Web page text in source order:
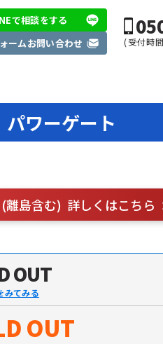
で相談をする
ームお問い合わせ (受付時
ワーゲート
離島含む) 詳しくはこちら
OUT
みてみる
OUT